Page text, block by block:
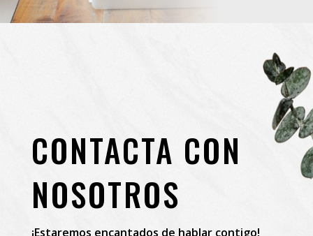
CONTACTA CON
NOSOTROS
¡Estaremos encantados de hablar contigo!